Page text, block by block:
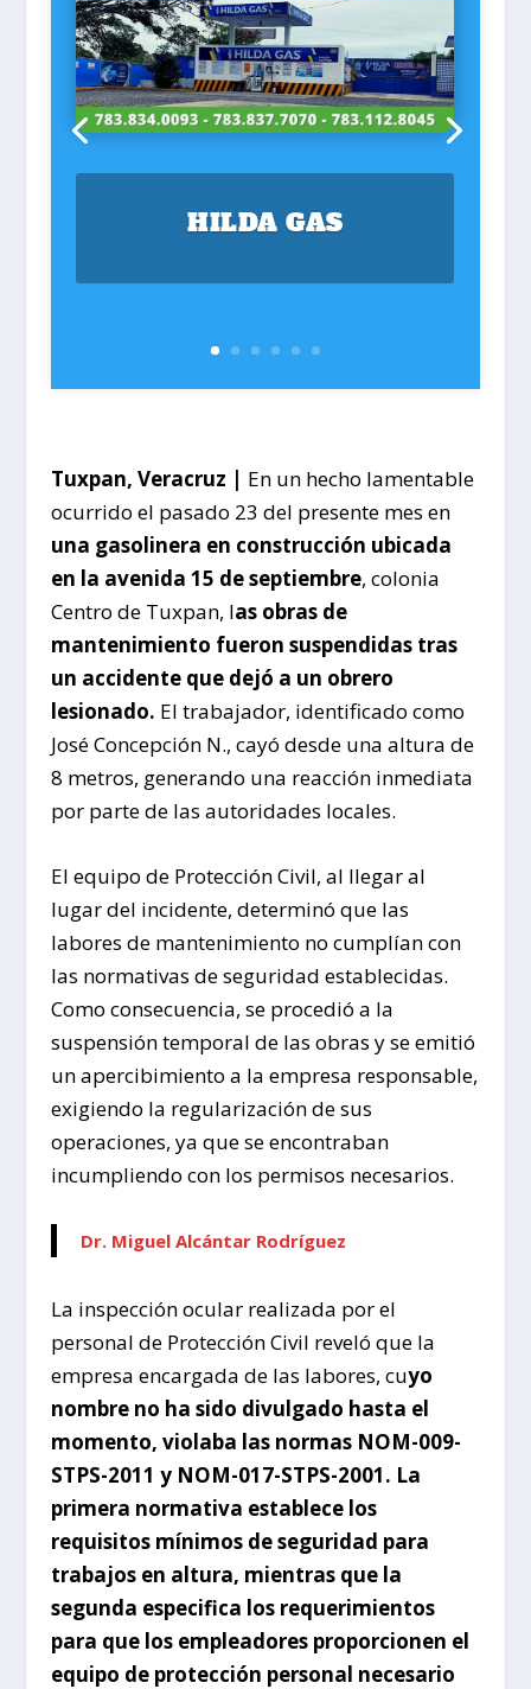
HILDA GAS
Tuxpan, Veracruz | En un hecho lamentable
ocurrido el pasado 23 del presente mes en
una gasolinera en construcción ubicada
en la avenida 15 de septiembre, colonia
Centro de Tuxpan, las obras de
mantenimiento fueron suspendidas tras
un accidente que dejó a un obrero
lesionado. El trabajador, identificado como
José Concepción N., cayó desde una altura de
8 metros, generando una reacción inmediata
por parte de las autoridades locales.
El equipo de Protección Civil, al llegar al
lugar del incidente, determinó que las
labores de mantenimiento no cumplían con
las normativas de seguridad establecidas.
Como consecuencia, se procedió a la
suspensión temporal de las obras y se emitió
un apercibimiento a la empresa responsable,
exigiendo la regularización de sus
operaciones, ya que se encontraban
incumpliendo con los permisos necesarios.
Dr. Miguel Alcántar Rodríguez
La inspección ocular realizada por el
personal de Protección Civil reveló que la
empresa encargada de las labores, cuyo
nombre no ha sido divulgado hasta el
momento, violaba las normas NOM-009-
STPS-2011 y NOM-017-STPS-2001. La
primera normativa establece los
requisitos mínimos de seguridad para
trabajos en altura, mientras que la
segunda especifica los requerimientos
para que los empleadores proporcionen el
equipo de protección personal necesario